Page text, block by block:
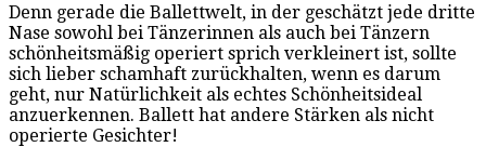
Denn gerade die Ballettwelt, in der geschätzt jede dritte
Nase sowohl bei Tänzerinnen als auch bei Tänzern
schönheitsmäßig operiert sprich verkleinert ist, sollte
sich lieber schamhaft zurückhalten, wenn es darum
geht, nur Natürlichkeit als echtes Schönheitsideal
anzuerkennen. Ballett hat andere Stärken als nicht
operierte Gesichter!